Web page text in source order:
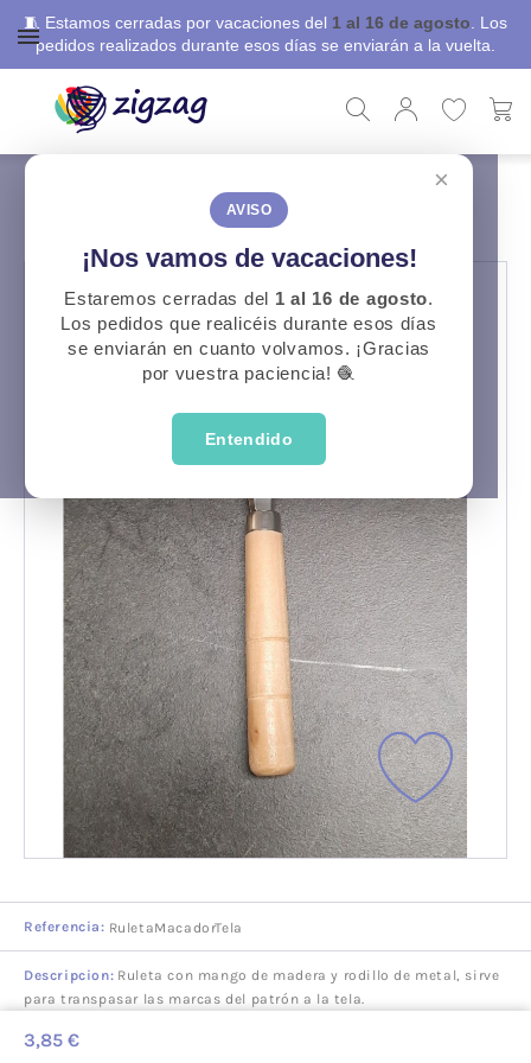
🧵 Estamos cerradas por vacaciones del 1 al 16 de agosto . Los
pedidos realizados durante esos días se enviarán a la vuelta.
×
AVISO
¡Nos vamos de vacaciones!
Estaremos cerradas del 1 al 16 de agosto.
Los pedidos que realicéis durante esos días
se enviarán en cuanto volvamos. ¡Gracias
por vuestra paciencia! 🧶
Entendido
RULETA MARCADOR TELA
Referencia: RuletaMacadorTela
Descripcion: Ruleta con mango de madera y rodillo de metal, sirve
para transpasar las marcas del patrón a la tela.
3,85 €